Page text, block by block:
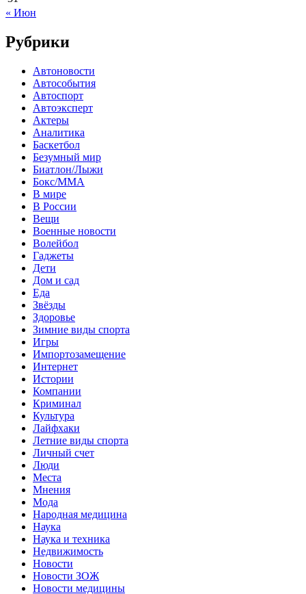
« Июн
Рубрики
Автоновости
Автособытия
Автоспорт
Автоэксперт
Актеры
Аналитика
Баскетбол
Безумный мир
Биатлон/Лыжи
Бокс/MMA
В мире
В России
Вещи
Военные новости
Волейбол
Гаджеты
Дети
Дом и сад
Еда
Звёзды
Здоровье
Зимние виды спорта
Игры
Импортозамещение
Интернет
Истории
Компании
Криминал
Культура
Лайфхаки
Летние виды спорта
Личный счет
Люди
Места
Мнения
Мода
Народная медицина
Наука
Наука и техника
Недвижимость
Новости
Новости ЗОЖ
Новости медицины